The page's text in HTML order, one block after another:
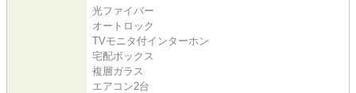
光ファイバー
オートロック
TVモニタ付インターホン
宅配ボックス
複層ガラス
エアコン2台